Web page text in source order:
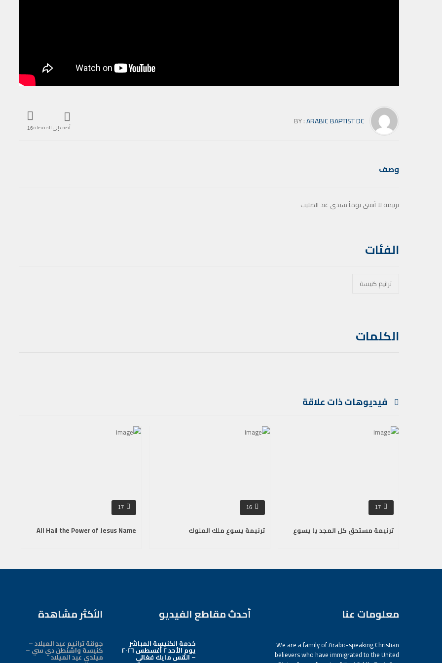
أضف إلى المفضلة16
BY :ARABIC BAPTIST DC
وصف
ترنيمة لا أنسى يوماً سيدي عند الصليب
الفئات
ترانيم كنيسة
الكلمات
فيديوهات ذات علاقة
17
ترنيمة مستحق كل المجد يا يسوع
16
ترنيمة يسوع ملك الملوك
17
All Hail the Power of Jesus Name
معلومات عنا
We are a family of Arabic-speaking Christian
believers who have immigrated to the United
أحدث مقاطع الفيديو
خدمة الكنيسة المباشر
يوم الأحد ٢ أغسطس ٢٠٢٦
– القس مايك فغالي
الأكثر مشاهدة
جوقة ترانيم عيد الميلاد –
كنيسة واشنطن دي سي –
ميلدي عيد الميلاد